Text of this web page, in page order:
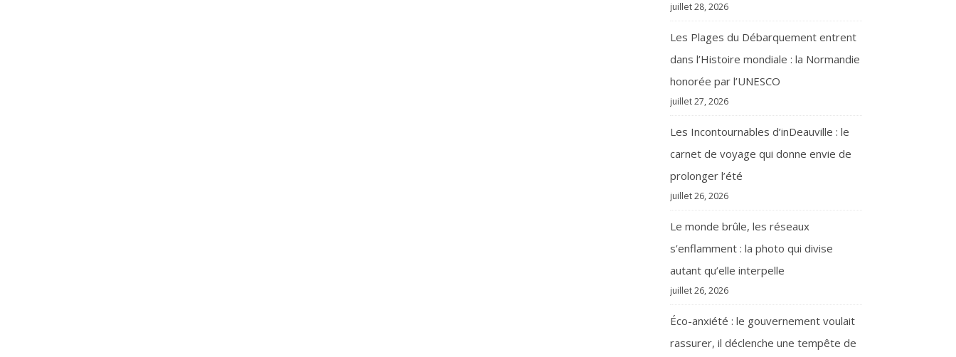
juillet 28, 2026
Les Plages du Débarquement entrent
dans l’Histoire mondiale : la Normandie
honorée par l’UNESCO
juillet 27, 2026
Les Incontournables d’inDeauville : le
carnet de voyage qui donne envie de
prolonger l’été
juillet 26, 2026
Le monde brûle, les réseaux
s’enflamment : la photo qui divise
autant qu’elle interpelle
juillet 26, 2026
Éco-anxiété : le gouvernement voulait
rassurer, il déclenche une tempête de